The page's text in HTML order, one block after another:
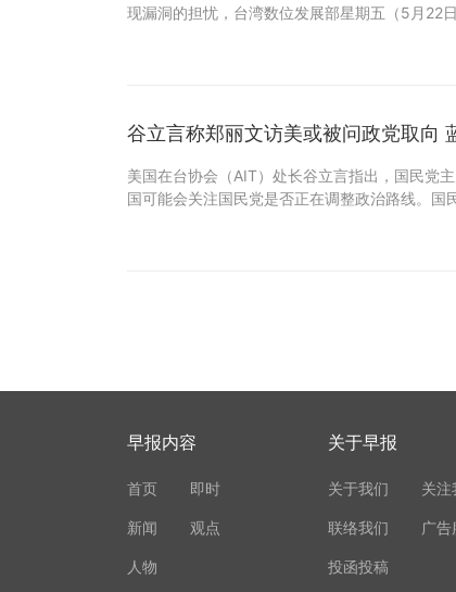
现漏洞的担忧，台湾数位发展部星期五（5月22
谷立言称郑丽文访美或被问政党取向
美国在台协会（AIT）处长谷立言指出，国民党
国可能会关注国民党是否正在调整政治路线。国
早报内容
首页 即时
新闻 观点
人物
关于早报
关于我们 关注
联络我们 广告
投函投稿